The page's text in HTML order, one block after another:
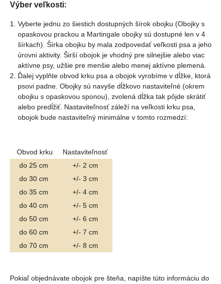
Výber veľkosti:
Vyberte jednu zo šiestich dostupných šírok obojku (Obojky s
opaskovou prackou a Martingale obojky sú dostupné len v 4
šírkach). Šírka obojku by mala zodpovedať veľkosti psa a jeho
úrovni aktivity. Širší obojok je vhodný pre silnejšie alebo viac
aktívne psy, užšie pre menšie alebo menej aktívne plemená.
Ďalej vyplňte obvod krku psa a obojok vyrobíme v dĺžke, ktorá
psovi padne. Obojky sú navyše dĺžkovo nastaviteľné (okrem
obojku s opaskovou sponou), zvolená dĺžka tak pôjde skrátiť
alebo predĺžiť. Nastaviteľnosť záleží na veľkosti krku psa,
obojok bude nastaviteľný minimálne v tomto rozmedzí:
Obvod krku
Nastaviteľnosť
do 25 cm
+/- 2 cm
do 30 cm
+/- 3 cm
do 35 cm
+/- 4 cm
do 40 cm
+/- 5 cm
do 50 cm
+/- 6 cm
do 60 cm
+/- 7 cm
do 70 cm
+/- 8 cm
Pokiaľ objednávate obojok pre šteňa, napíšte túto informáciu do